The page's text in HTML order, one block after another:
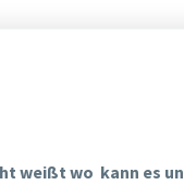
weißt wo kann es